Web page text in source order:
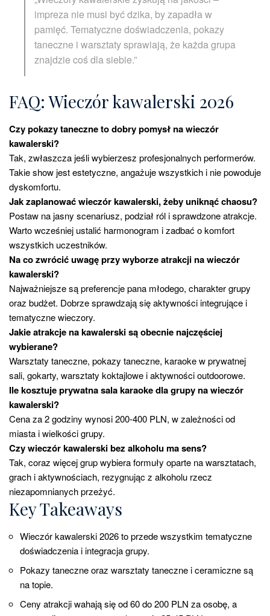
impreza nie musi być dzika, by zapadła w
pamięć. Tematyczne doświadczenia, pokazy
taneczne i warsztaty sprawiają, że każda grupa
znajdzie coś dla siebie.”
FAQ: Wieczór kawalerski 2026
Czy pokazy taneczne to dobry pomysł na wieczór
kawalerski?
Tak, zwłaszcza jeśli wybierzesz profesjonalnych performerów.
Takie show jest estetyczne, angażuje wszystkich i nie powoduje
dyskomfortu.
Jak zaplanować wieczór kawalerski, żeby uniknąć chaosu?
Postaw na jasny scenariusz, podział ról i sprawdzone atrakcje.
Warto wcześniej ustalić harmonogram i zadbać o komfort
wszystkich uczestników.
Na co zwrócić uwagę przy wyborze atrakcji na wieczór
kawalerski?
Najważniejsze są preferencje pana młodego, charakter grupy
oraz budżet. Dobrze sprawdzają się aktywności integrujące i
tematyczne wieczory.
Jakie atrakcje na kawalerski są obecnie najczęściej
wybierane?
Warsztaty taneczne, pokazy taneczne, karaoke w prywatnej
sali, gokarty, warsztaty koktajlowe i aktywności outdoorowe.
Ile kosztuje prywatna sala karaoke dla grupy na wieczór
kawalerski?
Cena za 2 godziny wynosi 200-400 PLN, w zależności od
miasta i wielkości grupy.
Czy wieczór kawalerski bez alkoholu ma sens?
Tak, coraz więcej grup wybiera formuły oparte na warsztatach,
grach i aktywnościach, rezygnując z alkoholu rzecz
niezapomnianych przeżyć.
Key Takeaways
Wieczór kawalerski 2026 to przede wszystkim tematyczne
doświadczenia i integracja grupy.
Pokazy taneczne oraz warsztaty taneczne i ceramiczne są
na topie.
Ceny atrakcji wahają się od 60 do 200 PLN za osobę, a